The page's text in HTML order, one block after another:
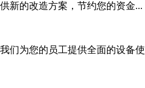
新的改造方案，节约您的资金...
们为您的员工提供全面的设备使